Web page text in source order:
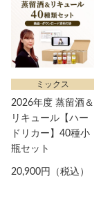
ミックス
2026年度 蒸留酒＆
リキュール【ハー
ドリカー】40種小
瓶セット
20,900円（税込）